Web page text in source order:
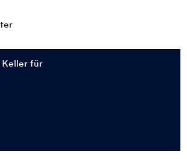
für